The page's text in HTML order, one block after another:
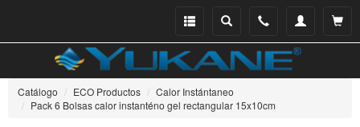
Ver
Mi
Teléfono
Buscar
Menu
Catálogo ECO Productos
Calor Instántaneo
Pack 6 Bolsas calor instanténo gel rectangular 15x10cm